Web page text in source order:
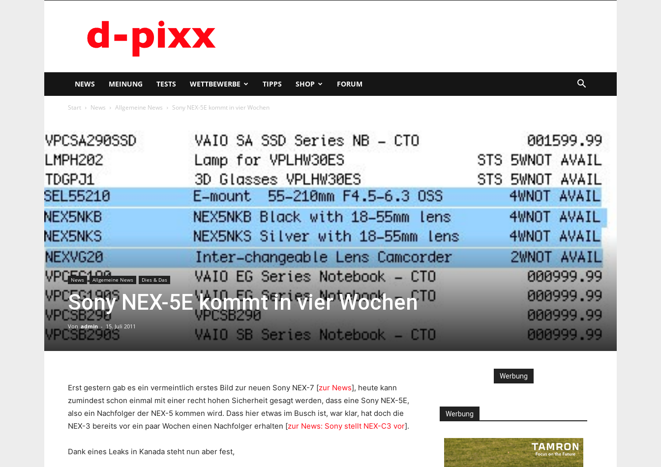
pixx
NEWS MEINUNG TESTS WETTBEWERBE TIPPS SHOP FORUM
Start News Allgemeine News Sony NEX-5E kommt in vier Wochen
News Allgemeine News Dies & Das
Sony NEX-5E kommt in vier Wochen
Von admin - 15. Juli 2011
Erst gestern gab es ein vermeintlich erstes Bild zur neuen Sony NEX-7 [zur News], heute kann
zumindest schon einmal mit einer recht hohen Sicherheit gesagt werden, dass eine Sony NEX-5E,
also ein Nachfolger der NEX-5 kommen wird. Dass hier etwas im Busch ist, war klar, hat doch die
NEX-3 bereits vor ein paar Wochen einen Nachfolger erhalten [zur News: Sony stellt NEX-C3 vor].
Dank eines Leaks in Kanada steht nun aber fest,
Werbung
Werbung